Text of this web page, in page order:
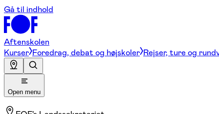
Gå til indhold
Aftenskolen
Kurser Foredrag, debat og højskoler Rejser, ture og
Open menu